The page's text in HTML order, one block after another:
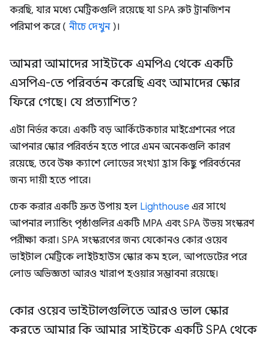
করছি, যার মধ্যে মেট্রিকগুলি রয়েছে যা SPA রুট ট্রানজিশন
পরিমাপ করে ( নীচে দেখুন)।
আমরা আমাদের সাইটকে এমপিএ থেকে একটি
এসপিএ-তে পরিবর্তন করেছি এবং আমাদের স্কোর
ফিরে গেছে। যে প্রত্যাশিত?
এটা নির্ভর করে। একটি বড় আর্কিটেকচার মাইগ্রেশনের পরে
আপনার স্কোর পরিবর্তন হতে পারে এমন অনেকগুলি কারণ
রয়েছে, তবে উষ্ণ ক্যাশে লোডের সংখ্যা হ্রাস কিছু পরিবর্তনের
জন্য দায়ী হতে পারে।
চেক করার একটি দ্রুত উপায় হল Lighthouse এর সাথে
আপনার ল্যান্ডিং পৃষ্ঠাগুলির একটি MPA এবং SPA উভয় সংস্করণ
পরীক্ষা করা। SPA সংস্করণের জন্য যেকোনও কোর ওয়েব
ভাইটাল মেট্রিকে লাইটহাউস স্কোর কম হলে, আপডেটের পরে
লোড অভিজ্ঞতা আরও খারাপ হওয়ার সম্ভাবনা রয়েছে।
কোর ওয়েব ভাইটালগুলিতে আরও ভাল স্কোর
করতে আমার কি আমার সাইটকে একটি SPA থেকে